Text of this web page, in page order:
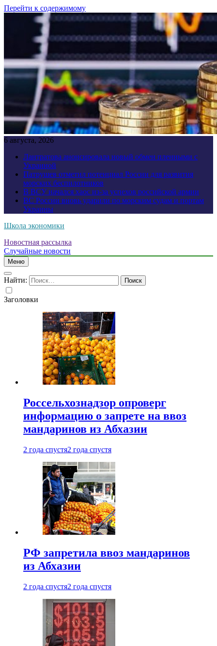
Перейти к содержимому
6 августа, 2026
Лантратова анонсировала новый обмен пленными с
Украиной
Патрушев отметил потенциал России для развития
морских беспилотников
В ВСУ начался хаос из-за успехов российской армии
ВС России вновь ударили по морским судам и портам
Украины
Школа экономики
Новостная рассылка
Случайные новости
Меню
Найти:
Заголовки
Россельхознадзор опроверг
информацию о запрете на ввоз
мандаринов из Абхазии
2 года спустя2 года спустя
РФ запретила ввоз мандаринов
из Абхазии
2 года спустя2 года спустя